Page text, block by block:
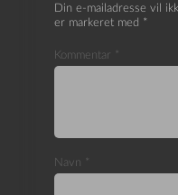
Din e-mailadresse vil
er markeret med *
Kommentar *
Navn *